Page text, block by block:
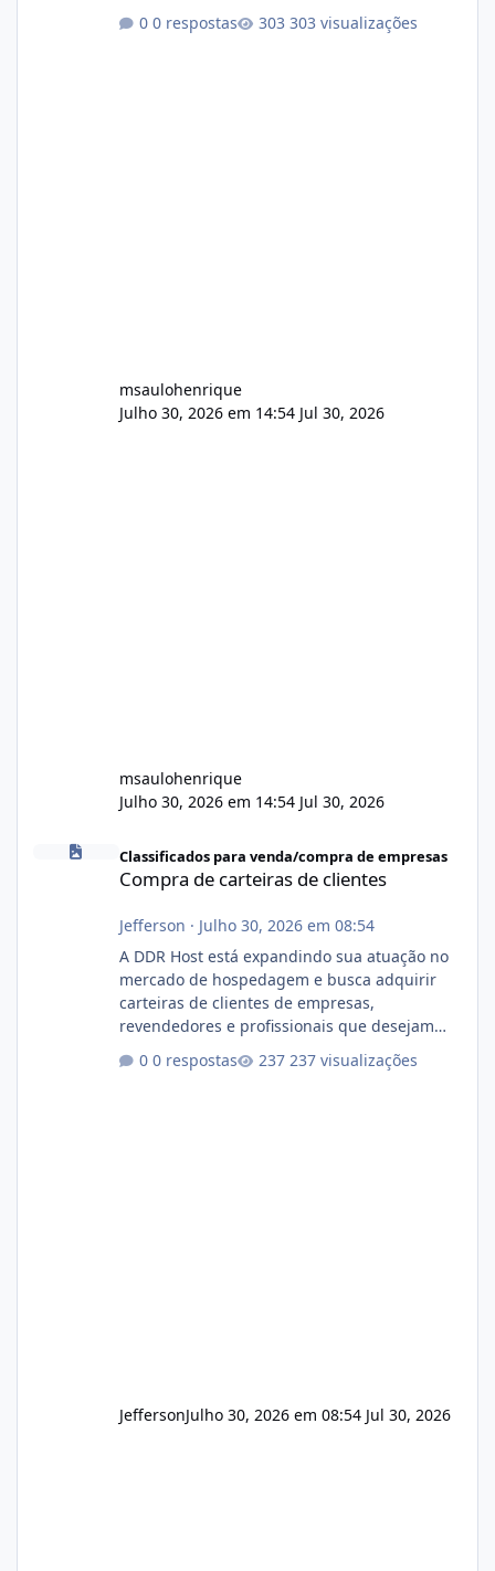
atualmente em circulação e comercialização
0 respostas 303 visualizações
msaulohenrique
Julho 30, 2026 em 14:54 Jul 30, 2026
msaulohenrique
Julho 30, 2026 em 14:54 Jul 30, 2026
Compra de carteiras de clientes
Classificados para venda/compra de empresas
Compra de carteiras de clientes
Jefferson · Julho 30, 2026 em 08:54
A DDR Host está expandindo sua atuação no
mercado de hospedagem e busca adquirir
carteiras de clientes de empresas,
revendedores e profissionais que desejam
encerrar suas atividades ou reduzir sua
operação. Se você possui clientes ativos de
0 respostas 237 visualizações
JeffersonJulho 30, 2026 em 08:54 Jul 30, 2026